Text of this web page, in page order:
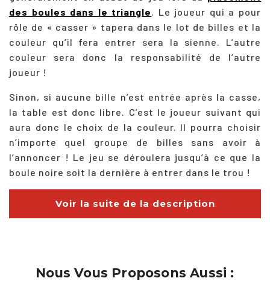
des boules dans le triangle
. Le joueur qui a pour
rôle de « casser » tapera dans le lot de billes et la
couleur qu’il fera entrer sera la sienne. L’autre
couleur sera donc la responsabilité de l’autre
joueur !
Sinon, si aucune bille n’est entrée après la casse,
la table est donc libre. C’est le joueur suivant qui
aura donc le choix de la couleur. Il pourra choisir
n’importe quel groupe de billes sans avoir à
l’annoncer ! Le jeu se déroulera jusqu’à ce que la
boule noire soit la dernière à entrer dans le trou !
Voir la suite de la description
Nous Vous Proposons Aussi :